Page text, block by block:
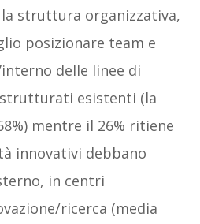
struttura organizzativa,
posizionare team e
delle linee di
esistenti (la
mentre il 26% ritiene
innovativi debbano
in centri
ricerca (media